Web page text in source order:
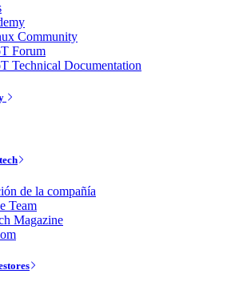
Community
Forum
Technical Documentation
de la compañía
Team
Magazine